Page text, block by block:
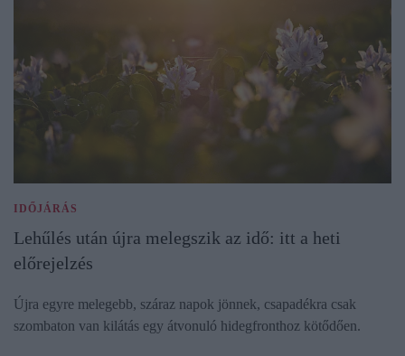
IDŐJÁRÁS
Lehűlés után újra melegszik az idő: itt a heti
előrejelzés
Újra egyre melegebb, száraz napok jönnek, csapadékra csak
szombaton van kilátás egy átvonuló hidegfronthoz kötődően.